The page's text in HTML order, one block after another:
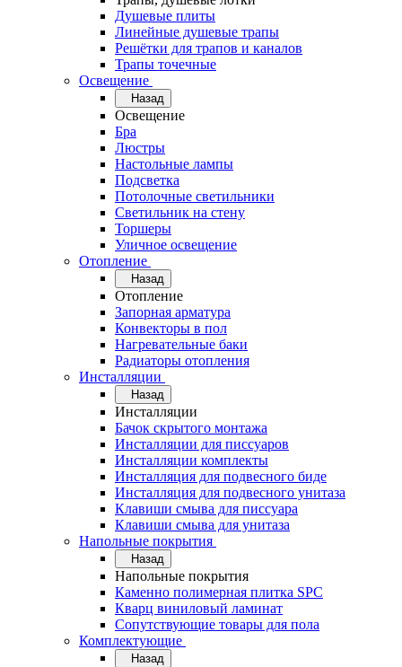
Душевые плиты
Линейные душевые трапы
Решётки для трапов и каналов
Трапы точечные
Освещение
Назад
Освещение
Бра
Люстры
Настольные лампы
Подсветка
Потолочные светильники
Светильник на стену
Торшеры
Уличное освещение
Отопление
Назад
Отопление
Запорная арматура
Конвекторы в пол
Нагревательные баки
Радиаторы отопления
Инсталляции
Назад
Инсталляции
Бачок скрытого монтажа
Инсталляции для писсуаров
Инсталляции комплекты
Инсталляция для подвесного биде
Инсталляция для подвесного унитаза
Клавиши смыва для писсуара
Клавиши смыва для унитаза
Напольные покрытия
Назад
Напольные покрытия
Каменно полимерная плитка SPC
Кварц виниловый ламинат
Сопутствующие товары для пола
Комплектующие
Назад